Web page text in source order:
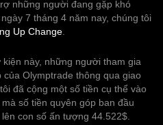
những người đang gặp khó
7 tháng 4 năm nay, chúng tôi
Up Change
này, những người tham gia
Olymptrade thông qua giao
đã cộng một số tiền cụ thể vào
số tiền quyên góp ban đầu
con số ấn tượng 44.522$.